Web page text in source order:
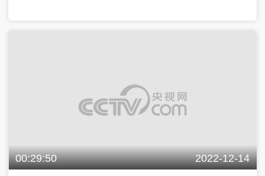
00:29:50 2022-12-14